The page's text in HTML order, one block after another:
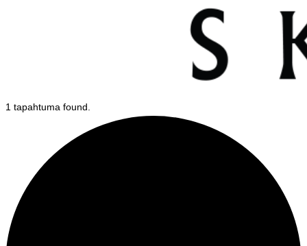
1 tapahtuma found.